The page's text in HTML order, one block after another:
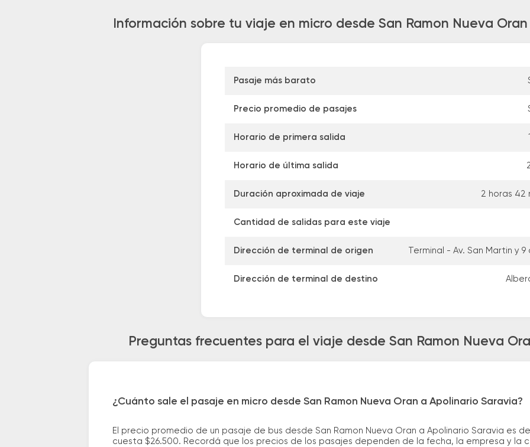
Información sobre tu viaje en micro desde San Ramon Nueva
Pasaje más barato
Precio promedio de pasajes
Horario de primera salida
Horario de última salida
Duración aproximada de viaje 2 horas 42
Cantidad de salidas para este viaje
Dirección de terminal de origen Terminal - Av. San Martin y
Dirección de terminal de destino
Preguntas frecuentes para el viaje desde San Ramon Nueva
¿Cuánto sale el pasaje en micro desde San Ramon Nueva Oran a Apolinario Saravia?
El precio promedio de un pasaje de bus desde San Ramon Nueva Oran a Apolinario Saravia es
cuesta $26.500. Recordá que los precios de los pasajes dependen de la fecha, la empresa y la